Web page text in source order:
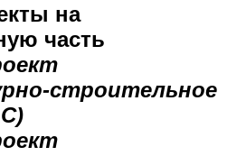
на
часть
строительное